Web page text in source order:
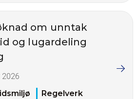
om unntak
og lugardeling
2026
Regelverk